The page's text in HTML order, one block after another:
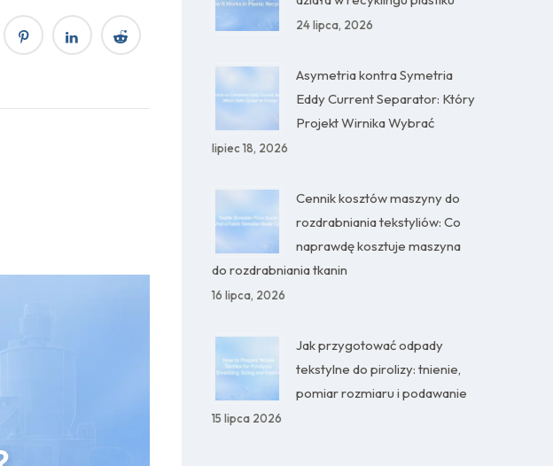
24 lipca, 2026
Asymetria kontra Symetria
Eddy Current Separator: Który
Projekt Wirnika Wybrać
lipiec 18, 2026
Cennik kosztów maszyny do
rozdrabniania tekstyliów: Co
naprawdę kosztuje maszyna
do rozdrabniania tkanin
16 lipca, 2026
Jak przygotować odpady
tekstylne do pirolizy: tnienie,
pomiar rozmiaru i podawanie
15 lipca 2026